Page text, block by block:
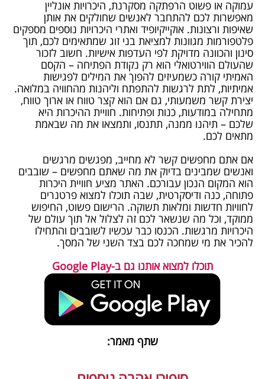
עמוקה או פשוט הרפתקה מסקרנת, היכרויות אונליין
מאפשרות לכם להתחבר לאנשים שחולקים את אותן
שאיפות ורצונות. אוקייקיופיד ואתרי היכרויות נוספים מספקים
פלטפורמות מגוונות למציאת בני זוג שמתאימים לכם, תוך
סינון והכוונה מדויקת לפי העדפות אישיות. חשוב לזכור
שהעולם הווירטואלי הוא רק נקודת הפתיחה – הקסם
האמיתי קורה כשמעיזים להפוך את המילים לפגישות
אמיתיות, לתת לרגשות להתפתח וליהנות מהחוויה במלואה.
יצירת קשר משמעותי, גם אם הוא קצר טווח או ארוך טווח,
מתחילה במודעות, כנות ופתיחות. חוויית ההיכרות היא
שלכם – תיהנו ממנה, תתנסו, ותמצאו את מה שבאמת
מתאים לכם.
אם אתם מחפשים קשר לא מחייב, מפגשים מרגשים
ואנשים שמבינים בדיוק את מה שאתם מחפשים – שובבים
הוא המקום הנכון עבורכם. האתר מציע חוויית היכרות
פתוחה, כנה ודיסקרטית, שבה תוכלו למצוא פרטנרים
לחוויות חדשות ומלאות תשוקה. הרישום פשוט, החיפוש
ממוקד, וכל מה שנשאר לכם זה לצלול אל תוך עולם של
היכרויות מרגשות. הכנסו כבר עכשיו לשובבים והתחילו
להכיר את מי שמחכה לכם בצד השני של המסך.
תוכלו למצוא אותנו גם ב-Google Play
שתף מאמר: